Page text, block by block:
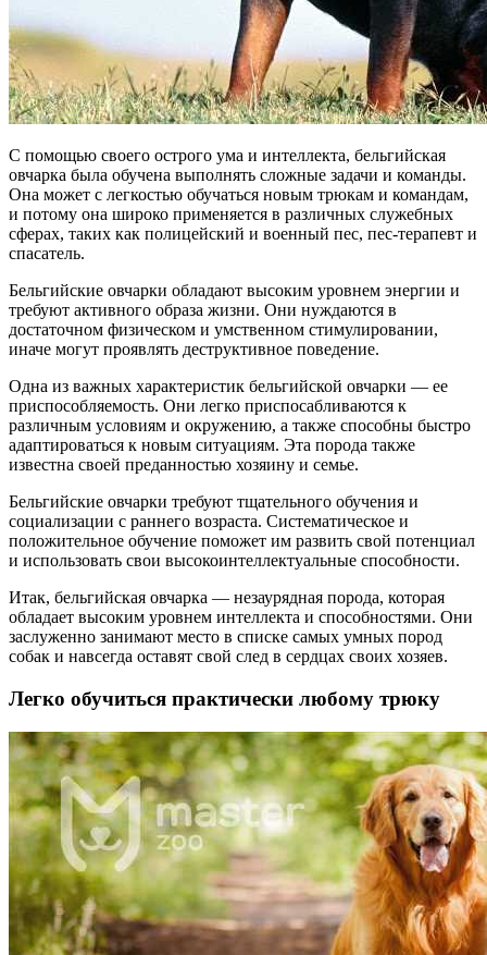
С помощью своего острого ума и интеллекта, бельгийская
овчарка была обучена выполнять сложные задачи и команды.
Она может с легкостью обучаться новым трюкам и командам,
и потому она широко применяется в различных служебных
сферах, таких как полицейский и военный пес, пес-терапевт и
спасатель.
Бельгийские овчарки обладают высоким уровнем энергии и
требуют активного образа жизни. Они нуждаются в
достаточном физическом и умственном стимулировании,
иначе могут проявлять деструктивное поведение.
Одна из важных характеристик бельгийской овчарки — ее
приспособляемость. Они легко приспосабливаются к
различным условиям и окружению, а также способны быстро
адаптироваться к новым ситуациям. Эта порода также
известна своей преданностью хозяину и семье.
Бельгийские овчарки требуют тщательного обучения и
социализации с раннего возраста. Систематическое и
положительное обучение поможет им развить свой потенциал
и использовать свои высокоинтеллектуальные способности.
Итак, бельгийская овчарка — незаурядная порода, которая
обладает высоким уровнем интеллекта и способностями. Они
заслуженно занимают место в списке самых умных пород
собак и навсегда оставят свой след в сердцах своих хозяев.
Легко обучиться практически любому трюку